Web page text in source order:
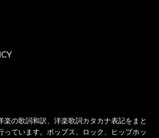
楽の歌詞和訳、洋楽歌詞カタカナ表記をまと
っています。ポップス、ロック、ヒップホッ